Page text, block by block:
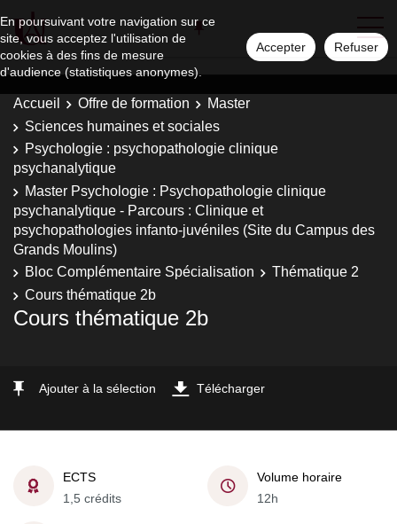
En poursuivant votre navigation sur ce
site, vous acceptez l'utilisation de
cookies à des fins de mesure
d'audience (statistiques anonymes).
Accepter Refuser
Accueil Offre de formation
Master
Sciences humaines et sociales
Psychologie : psychopathologie clinique
psychanalytique
Master Psychologie : Psychopathologie clinique
psychanalytique - Parcours : Clinique et
psychopathologies infanto-juvéniles (Site du Campus des
Grands Moulins)
Bloc Complémentaire Spécialisation
Thématique 2
Cours thématique 2b
Cours thématique 2b
Ajouter à la sélection Télécharger
ECTS
1,5 crédits
Volume horaire
12h